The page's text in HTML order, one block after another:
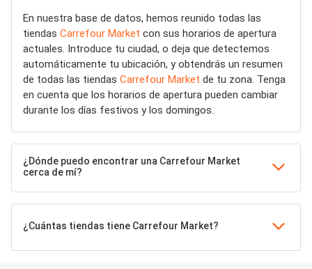
En nuestra base de datos, hemos reunido todas las
tiendas Carrefour Market con sus horarios de apertura
actuales. Introduce tu ciudad, o deja que detectemos
automáticamente tu ubicación, y obtendrás un resumen
de todas las tiendas Carrefour Market de tu zona. Tenga
en cuenta que los horarios de apertura pueden cambiar
durante los días festivos y los domingos.
¿Dónde puedo encontrar una Carrefour Market
cerca de mí?
¿Cuántas tiendas tiene Carrefour Market?